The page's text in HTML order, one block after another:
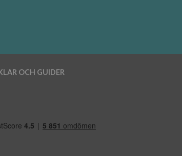
OCH GUIDER